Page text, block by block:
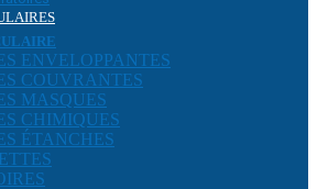
ENVELOPPANTES
COUVRANTES
MASQUES
CHIMIQUES
ÉTANCHES